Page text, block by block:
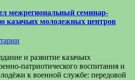
межрегиональный семинар-
казачьих молодежных центров
и развитие казачьих
патриотического воспитания и
к военной службе: передовой